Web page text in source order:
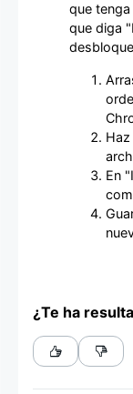
que
que diga
En
¿Te ha